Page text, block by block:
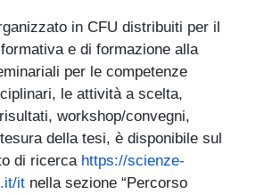
in CFU distribuiti per il
e di formazione alla
per le competenze
le attività a scelta,
workshop/convegni,
della tesi, è disponibile sul
di ricerca https://scienze-
it nella sezione “Percorso